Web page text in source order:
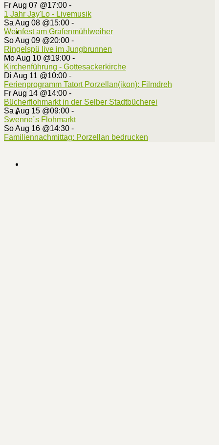
Fr Aug 07 @17:00 -
1 Jahr Jay'Lo - Livemusik
Sa Aug 08 @15:00 -
Weinfest am Grafenmühlweiher
So Aug 09 @20:00 -
Ringelspü live im Jungbrunnen
Mo Aug 10 @19:00 -
Kirchenführung - Gottesackerkirche
Di Aug 11 @10:00 -
Ferienprogramm Tatort Porzellan(ikon): Filmdreh
Fr Aug 14 @14:00 -
Bücherflohmarkt in der Selber Stadtbücherei
Sa Aug 15 @09:00 -
Swenne´s Flohmarkt
So Aug 16 @14:30 -
Familiennachmittag: Porzellan bedrucken